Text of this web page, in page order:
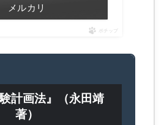
メルカリ
ポチップ
験計画法』（永田靖
著）